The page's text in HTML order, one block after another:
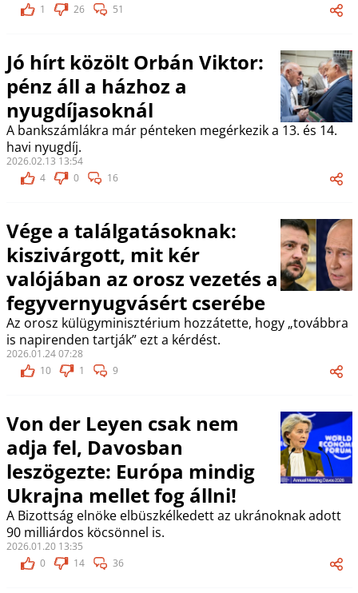
1
26 51
Jó hírt közölt Orbán Viktor:
pénz áll a házhoz a
nyugdíjasoknál
A bankszámlákra már pénteken megérkezik a 13. és 14.
havi nyugdíj.
2026.02.13 13:54
4
0 16
Vége a találgatásoknak:
kiszivárgott, mit kér
valójában az orosz vezetés a
fegyvernyugvásért cserébe
Az orosz külügyminisztérium hozzátette, hogy „továbbra
is napirenden tartják” ezt a kérdést.
2026.01.24 07:28
10
1 9
Von der Leyen csak nem
adja fel, Davosban
leszögezte: Európa mindig
Ukrajna mellet fog állni!
A Bizottság elnöke elbüszkélkedett az ukránoknak adott
90 milliárdos köcsönnel is.
2026.01.20 13:35
0
14 36